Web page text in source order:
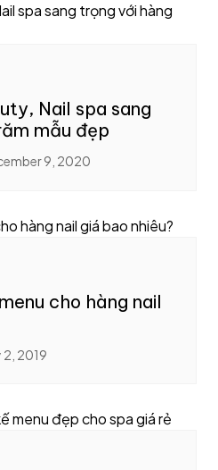
Nail spa sang
mẫu đẹp
9, 2020
cho hàng nail
2, 2019